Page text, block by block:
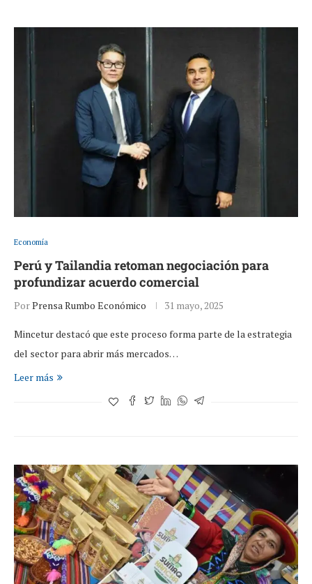
Economía
Perú y Tailandia retoman negociación para
profundizar acuerdo comercial
PorPrensa Rumbo Económico 31 mayo, 2025
Mincetur destacó que este proceso forma parte de la estrategia
del sector para abrir más mercados…
Leer más